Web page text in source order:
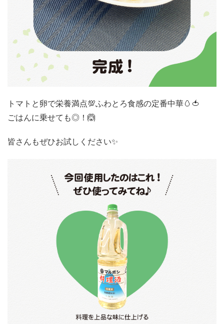
トマトと卵で栄養満点💯ふわとろ食感の定番中華🥚🍅
ごはんに乗せても◎！🙆
皆さんもぜひお試しください✨